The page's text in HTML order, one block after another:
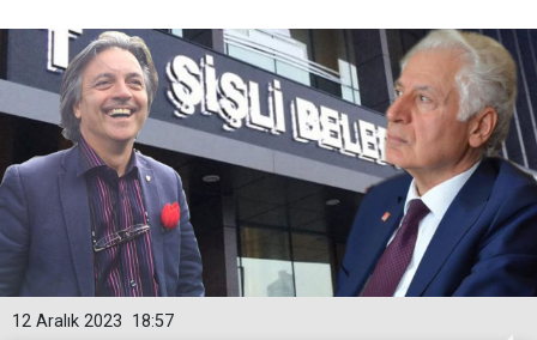
18:57
12 Aralık 2023